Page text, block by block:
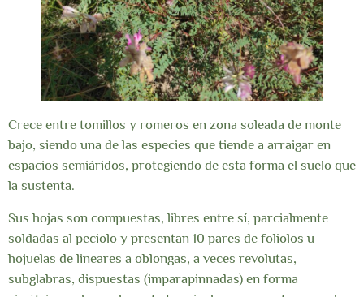
Crece entre tomillos y romeros en zona soleada de monte
bajo, siendo una de las especies que tiende a arraigar en
espacios semiáridos, protegiendo de esta forma el suelo que
la sustenta.
Sus hojas son compuestas, libres entre sí, parcialmente
soldadas al peciolo y presentan 10 pares de foliolos u
hojuelas de lineares a oblongas, a veces revolutas,
subglabras, dispuestas (imparapinnadas) en forma